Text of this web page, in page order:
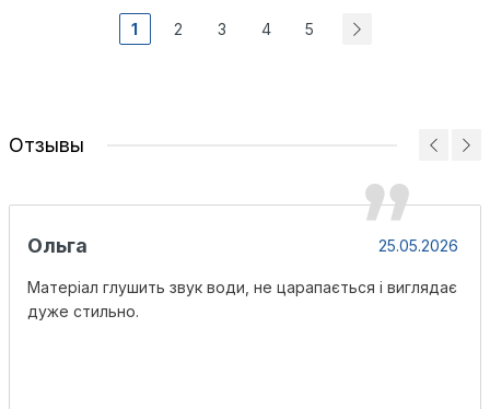
1 2 3 4 5
Отзывы
Ольга 25.05.2026
Матеріал глушить звук води, не царапається і виглядає
дуже стильно.